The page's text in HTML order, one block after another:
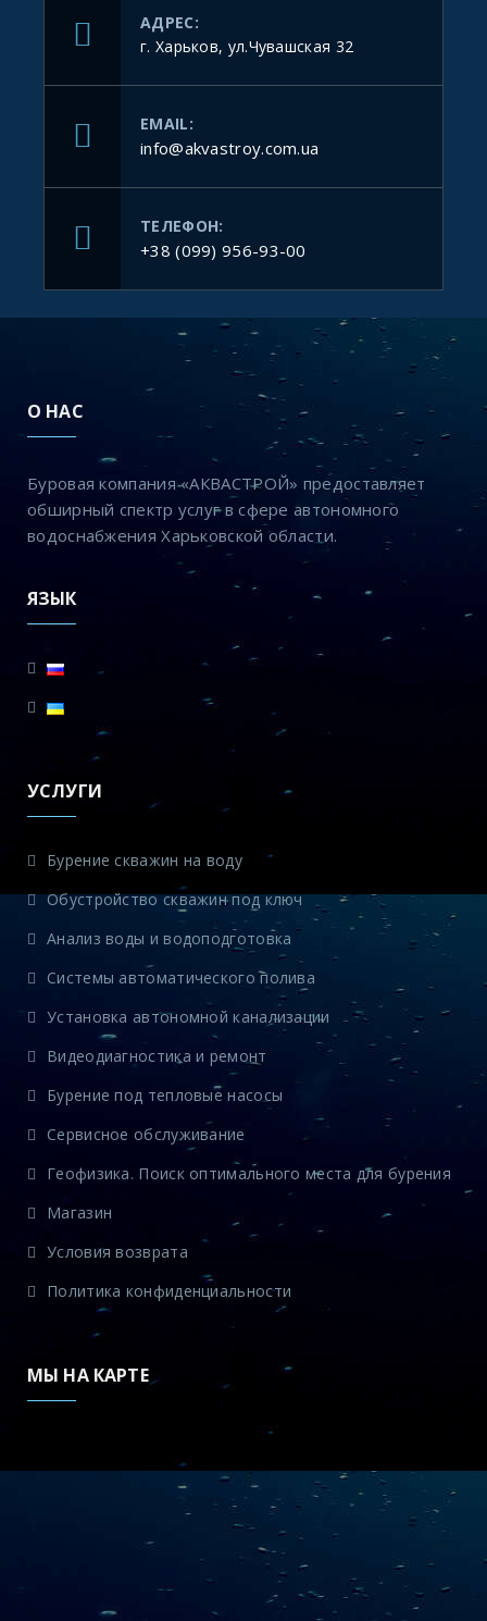
АДРЕС:
г. Харьков, ул.Чувашская 32
EMAIL:
info@akvastroy.com.ua
ТЕЛЕФОН:
+38 (099) 956-93-00
О НАС
Буровая компания «АКВАСТРОЙ» предоставляет
обширный спектр услуг в сфере автономного
водоснабжения Харьковской области.
ЯЗЫК
УСЛУГИ
Бурение скважин на воду
Обустройство скважин под ключ
Анализ воды и водоподготовка
Системы автоматического полива
Установка автономной канализации
Видеодиагностика и ремонт
Бурение под тепловые насосы
Сервисное обслуживание
Геофизика. Поиск оптимального места для бурения
Магазин
Условия возврата
Политика конфиденциальности
МЫ НА КАРТЕ